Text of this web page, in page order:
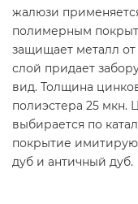
жалюзи
полимерным
защищает металл
слой придает
вид. Толщина
полиэстера 25 мкн.
выбирается по
покрытие
дуб и античный дуб.